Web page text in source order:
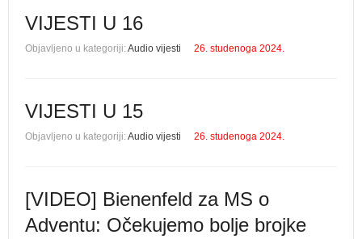
VIJESTI U 16
Objavljeno u kategoriji:Audio vijesti 26. studenoga 2024.
VIJESTI U 15
Objavljeno u kategoriji:Audio vijesti 26. studenoga 2024.
[VIDEO] Bienenfeld za MS o
Adventu: Očekujemo bolje brojke